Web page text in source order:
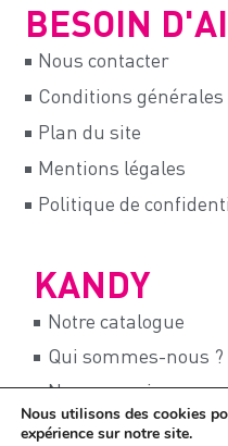
BESOIN
Nous contacter
Conditions
Plan du site
Mentions légales
Politique de
KANDY
Notre catalogue
Qui sommes-nous ?
Nos magasins
Notre programme
Nous utilisons des cookies
expérience sur notre site.